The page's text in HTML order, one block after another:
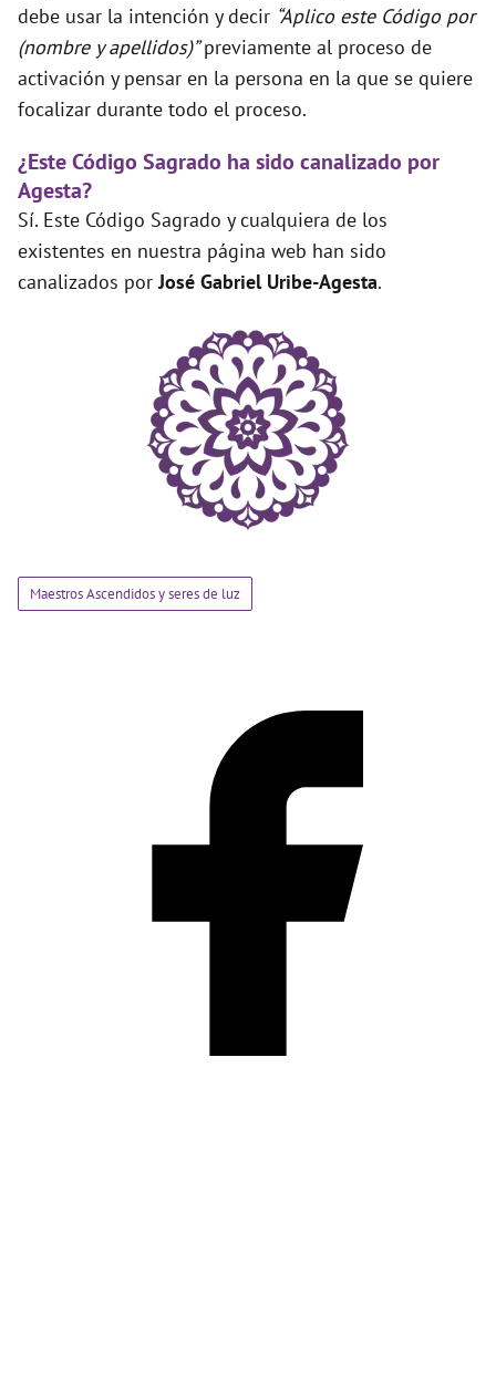
debe usar la intención y decir “Aplico este Código por
(nombre y apellidos)”previamente al proceso de
activación y pensar en la persona en la que se quiere
focalizar durante todo el proceso.
¿Este Código Sagrado ha sido canalizado por
Agesta?
Sí. Este Código Sagrado y cualquiera de los
existentes en nuestra página web han sido
canalizados porJosé Gabriel Uribe-Agesta.
Maestros Ascendidos y seres de luz